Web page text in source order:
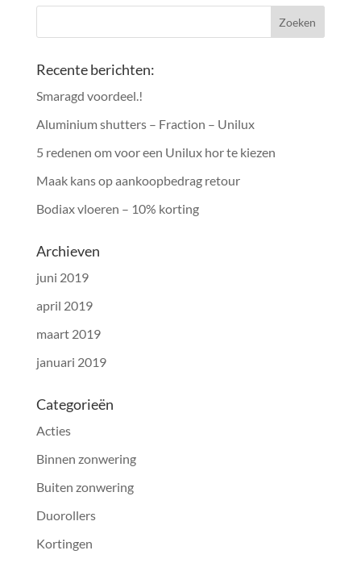
Recente berichten:
Smaragd voordeel.!
Aluminium shutters – Fraction – Unilux
5 redenen om voor een Unilux hor te kiezen
Maak kans op aankoopbedrag retour
Bodiax vloeren – 10% korting
Archieven
juni 2019
april 2019
maart 2019
januari 2019
Categorieën
Acties
Binnen zonwering
Buiten zonwering
Duorollers
Kortingen